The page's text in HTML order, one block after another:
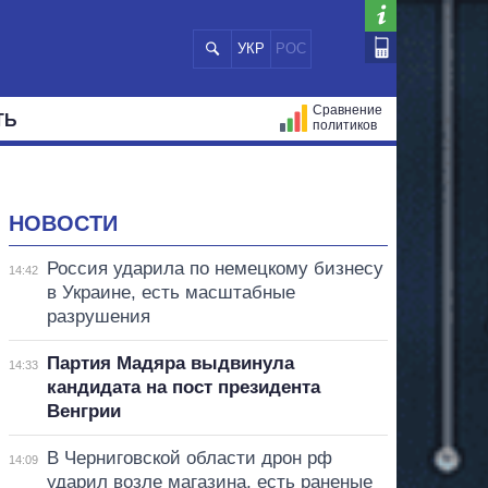
УКР РОС
Сравнение
политиков
НОВОСТИ
14:42
Россия ударила по немецкому бизнесу
в Украине, есть масштабные
разрушения
14:33
Партия Мадяра выдвинула
кандидата на пост президента
Венгрии
14:09
В Черниговской области дрон рф
ударил возле магазина, есть раненые